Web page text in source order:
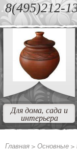
8(495)212-
Для дома, сада и
интерьера
Главная > Основные >